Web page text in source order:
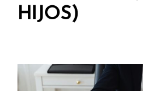
HIJOS)